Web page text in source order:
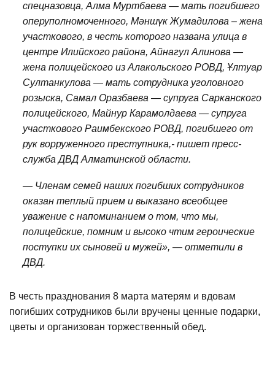
спецназовца, Алма Муртбаева — мать погибшего
оперуполномоченного, Мәншүк Жумадилова – жена
участкового, в честь которого названа улица в
центре Илийского района, Айнагул Алинова —
жена полицейского из Алакольского РОВД, Ұлтуар
Султанкулова — мать сотрудника уголовного
розыска, Самал Оразбаева — супруга Сарканского
полицейского, Майнур Карамолдаева — супруга
участкового Раимбекского РОВД, погибшего от
рук ворруженного преступника,- пишет пресс-
служба ДВД Алматинской области.
— Членам семей наших погибших сотрудников
оказан теплый прием и выказано всеобщее
уважение с напоминанием о том, что мы,
полицейские, помним и высоко чтим героические
поступки их сыновей и мужей», — отметили в
ДВД.
В честь празднования 8 марта матерям и вдовам
погибших сотрудников были вручены ценные подарки,
цветы и организован торжественный обед.